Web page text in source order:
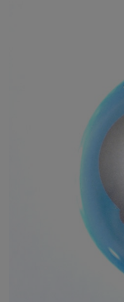
BOUTIQUE
personnalisés